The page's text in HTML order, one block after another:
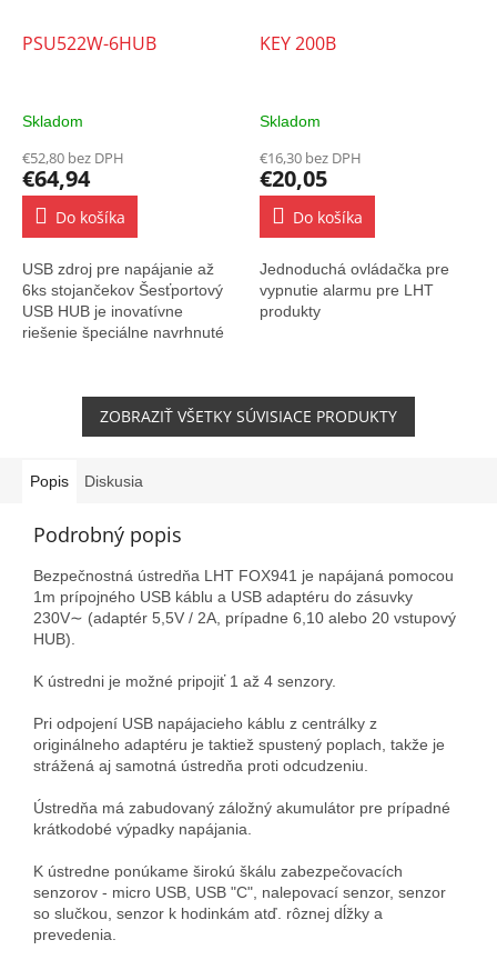
PSU522W-6HUB
Skladom
€52,80 bez DPH
€64,94
Do košíka
USB zdroj pre napájanie až
6ks stojančekov Šesťportový
USB HUB je inovatívne
riešenie špeciálne navrhnuté
šiestimi portami...
KEY 200B
Skladom
€16,30 bez DPH
€20,05
Do košíka
Jednoduchá ovládačka pre
vypnutie alarmu pre LHT
produkty
ZOBRAZIŤ VŠETKY SÚVISIACE PRODUKTY
Popis Diskusia
Podrobný popis
Bezpečnostná ústredňa LHT FOX941 je napájaná pomocou
1m prípojného USB káblu a USB adaptéru do zásuvky
230V∼ (adaptér 5,5V / 2A, prípadne 6,10 alebo 20 vstupový
HUB).
K ústredni je možné pripojiť 1 až 4 senzory.
Pri odpojení USB napájacieho káblu z centrálky z
originálneho adaptéru je taktiež spustený poplach, takže je
strážená aj samotná ústredňa proti odcudzeniu.
Ústredňa má zabudovaný záložný akumulátor pre prípadné
krátkodobé výpadky napájania.
K ústredne ponúkame širokú škálu zabezpečovacích
senzorov - micro USB, USB "C", nalepovací senzor, senzor
so slučkou, senzor k hodinkám atď. rôznej dĺžky a
prevedenia.